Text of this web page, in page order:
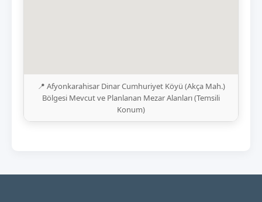
📍 Afyonkarahisar Dinar Cumhuriyet Köyü (Akça Mah.)
Bölgesi Mevcut ve Planlanan Mezar Alanları (Temsili
Konum)